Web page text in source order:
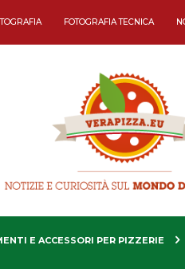
FOTOGRAFIA TECNICA
E ACCESSORI PER PIZZERIE